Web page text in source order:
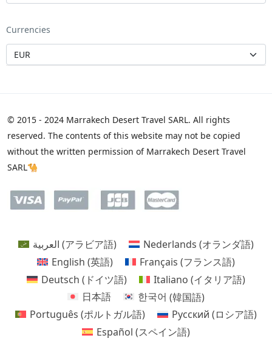
Currencies
© 2015 - 2024 Marrakech Desert Travel SARL. All rights
reserved. The contents of this website may not be copied
without the written permission of Marrakech Desert Travel
SARL🐪
العربية (アラビア語) Nederlands (オランダ語)
English (英語) Français (フランス語)
Deutsch ( ドイツ語) Italiano (イタリア語)
日本語
한국어 (韓国語)
Português (ポルトガル語) Русский (ロシア語)
Español (スペイン語)